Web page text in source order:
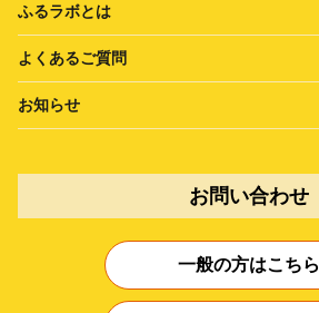
ふるラボとは
よくあるご質問
お知らせ
お問い合わせ
一般の方はこちら